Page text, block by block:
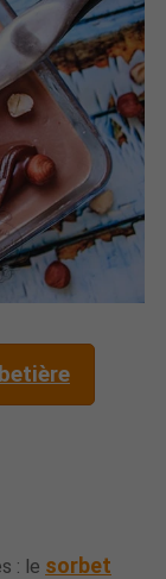
: le sorbet